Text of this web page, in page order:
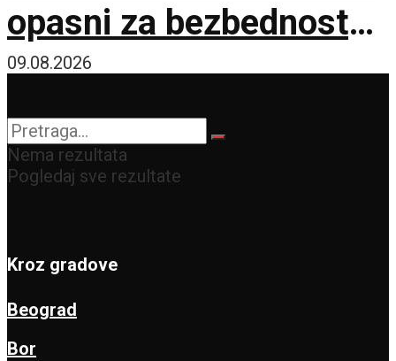
opasni za bezbednost
Balkana
09.08.2026
Nema rezultata
Pogledaj sve rezultate
Kroz gradove
Beograd
Bor